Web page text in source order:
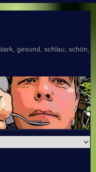
gesund, schlau, schön,